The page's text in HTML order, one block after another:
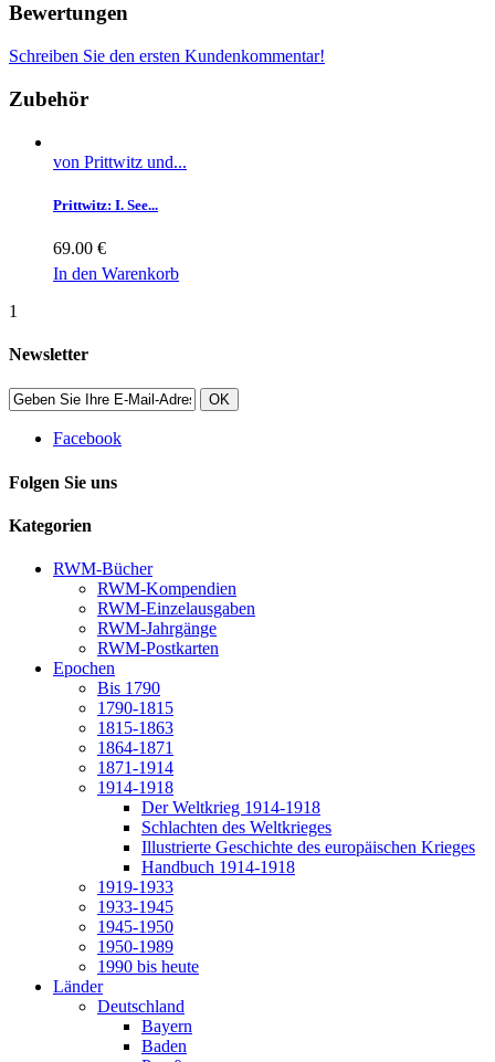
Bewertungen
Schreiben Sie den ersten Kundenkommentar!
Zubehör
von Prittwitz und...
Prittwitz: I. See...
69.00 €
In den Warenkorb
1
Newsletter
OK
Facebook
Folgen Sie uns
Kategorien
RWM-Bücher
RWM-Kompendien
RWM-Einzelausgaben
RWM-Jahrgänge
RWM-Postkarten
Epochen
Bis 1790
1790-1815
1815-1863
1864-1871
1871-1914
1914-1918
Der Weltkrieg 1914-1918
Schlachten des Weltkrieges
Illustrierte Geschichte des europäischen Krieges
Handbuch 1914-1918
1919-1933
1933-1945
1945-1950
1950-1989
1990 bis heute
Länder
Deutschland
Bayern
Baden